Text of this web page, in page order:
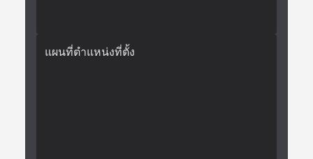
แผนที่ตำแหน่งที่ตั้ง